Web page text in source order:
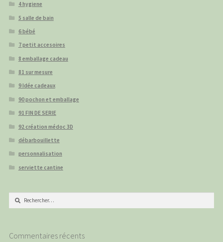
4 hygiene
5 salle de bain
6 bébé
7 petit accesoires
8 emballage cadeau
81 sur mesure
9 Idée cadeaux
90 pochon et emballage
91 FIN DE SERIE
92 création médoc 3D
débarbouillette
personnalisation
serviette cantine
Rechercher :
Commentaires récents